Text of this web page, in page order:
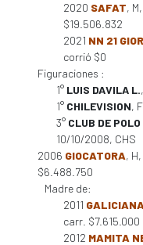
2020 SAFAT,
$19.506.832
2021 NN 21
corrió $0
Figuraciones :
1° LUIS DAVILA L.
1° CHILEVISION,
3° CLUB DE
10/10/2008, CHS
2006 GIOCATORA,
$6.488.750
Madre de:
2011 GALICIANA
carr. $7.615.000
2012 MAMITA